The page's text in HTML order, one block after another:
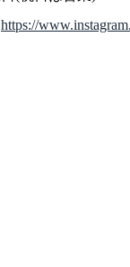
https://